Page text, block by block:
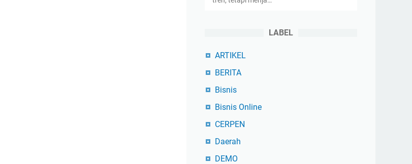
LABEL
ARTIKEL
BERITA
Bisnis
Bisnis Online
CERPEN
Daerah
DEMO